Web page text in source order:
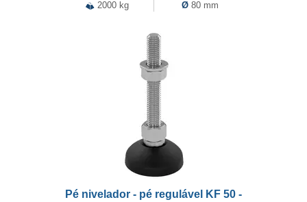
2000 kg Ø 80 mm
Pé nivelador - pé regulável KF 50 -